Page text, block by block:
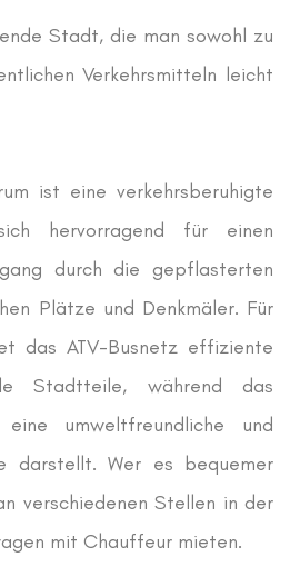
Stadt, die man sowohl zu
Verkehrsmitteln leicht
ist eine verkehrsberuhigte
hervorragend für einen
durch die gepflasterten
Plätze und Denkmäler. Für
das ATV-Busnetz effiziente
Stadtteile, während das
eine umweltfreundliche und
darstellt. Wer es bequemer
verschiedenen Stellen in der
mit Chauffeur mieten.